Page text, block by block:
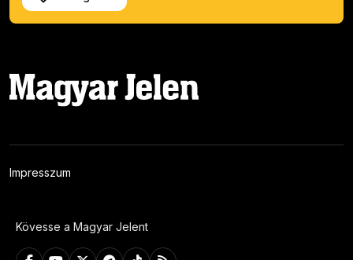
Impresszum
Kövesse a Magyar Jelent